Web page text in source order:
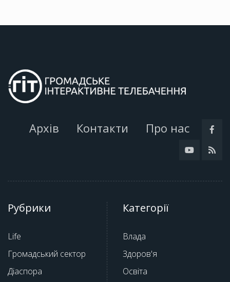
Архів Контакти Про нас
Рубрики
Life
Громадський сектор
Діаспора
Категорії
Влада
Здоров'я
Освіта